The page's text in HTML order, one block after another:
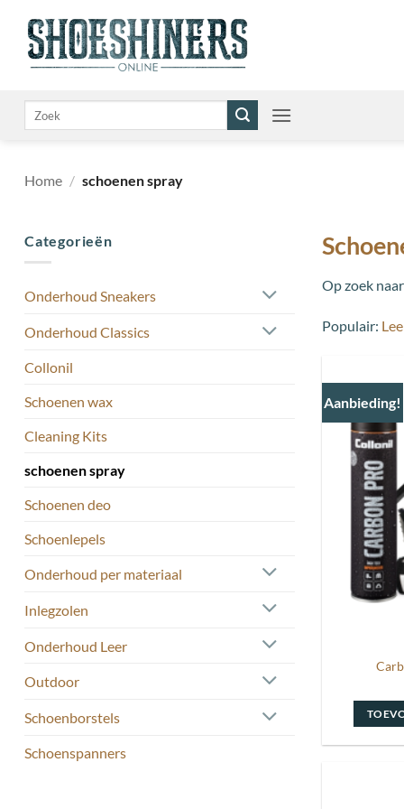
inhoud
Home / schoenen spray
Categorieën
Onderhoud Sneakers
Onderhoud Classics
Collonil
Schoenen wax
Cleaning Kits
schoenen spray
Schoenen deo
Schoenlepels
Onderhoud per materiaal
Inlegzolen
Onderhoud Leer
Outdoor
Schoenborstels
Schoenspanners
Op zoek
Populair:
Aanbieding!